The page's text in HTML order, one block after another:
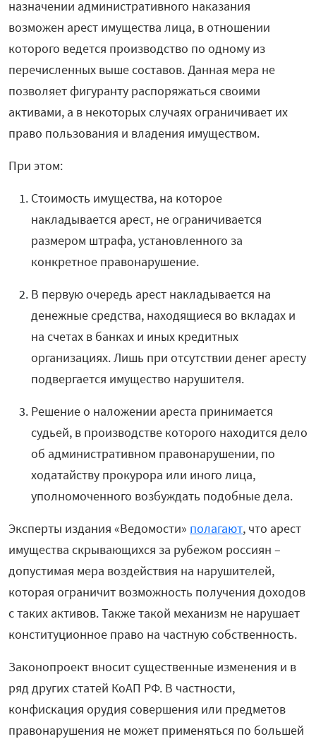
назначении административного наказания
возможен арест имущества лица, в отношении
которого ведется производство по одному из
перечисленных выше составов. Данная мера не
позволяет фигуранту распоряжаться своими
активами, а в некоторых случаях ограничивает их
право пользования и владения имуществом.
При этом:
Стоимость имущества, на которое
накладывается арест, не ограничивается
размером штрафа, установленного за
конкретное правонарушение.
В первую очередь арест накладывается на
денежные средства, находящиеся во вкладах и
на счетах в банках и иных кредитных
организациях. Лишь при отсутствии денег аресту
подвергается имущество нарушителя.
Решение о наложении ареста принимается
судьей, в производстве которого находится дело
об административном правонарушении, по
ходатайству прокурора или иного лица,
уполномоченного возбуждать подобные дела.
Эксперты издания «Ведомости» полагают, что арест
имущества скрывающихся за рубежом россиян –
допустимая мера воздействия на нарушителей,
которая ограничит возможность получения доходов
с таких активов. Также такой механизм не нарушает
конституционное право на частную собственность.
Законопроект вносит существенные изменения и в
ряд других статей КоАП РФ. В частности,
конфискация орудия совершения или предметов
правонарушения не может применяться по большей